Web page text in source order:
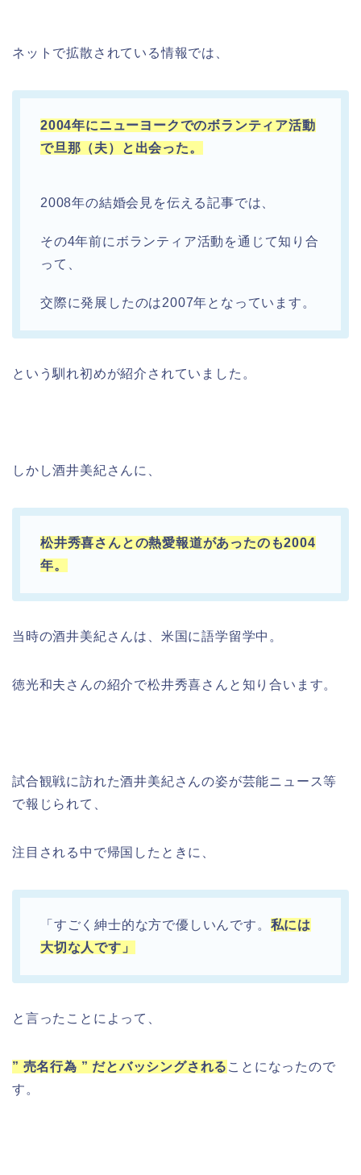
ネットで拡散されている情報では、
2004年にニューヨークでのボランティア活動
で旦那（夫）と出会った。
2008年の結婚会見を伝える記事では、
その4年前にボランティア活動を通じて知り合
って、
交際に発展したのは2007年となっています。
という馴れ初めが紹介されていました。
しかし酒井美紀さんに、
松井秀喜さんとの熱愛報道があったのも2004
年。
当時の酒井美紀さんは、米国に語学留学中。
徳光和夫さんの紹介で松井秀喜さんと知り合います。
試合観戦に訪れた酒井美紀さんの姿が芸能ニュース等
で報じられて、
注目される中で帰国したときに、
「すごく紳士的な方で優しいんです。 私には
大切な人です」
と言ったことによって、
” 売名行為 ” だとバッシングされる ことになったので
す。